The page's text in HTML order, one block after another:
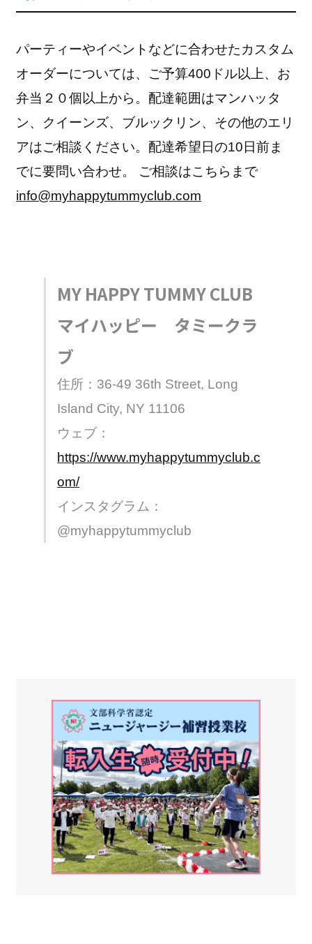
パーティーやイベントなどに合わせたカスタム
オーダーについては、ご予算400ドル以上、お
弁当２０個以上から。配達範囲はマンハッタ
ン、クイーンズ、ブルックリン、その他のエリ
アはご相談ください。配達希望日の10日前ま
でに要問い合わせ。 ご相談はこちらまで
info@myhappytummyclub.com
MY HAPPY TUMMY CLUB
マイハッピー タミークラ
ブ
住所：36-49 36th Street, Long
Island City, NY 11106
ウェブ：
https://www.myhappytummyclub.c
om/
インスタグラム：
@myhappytummyclub